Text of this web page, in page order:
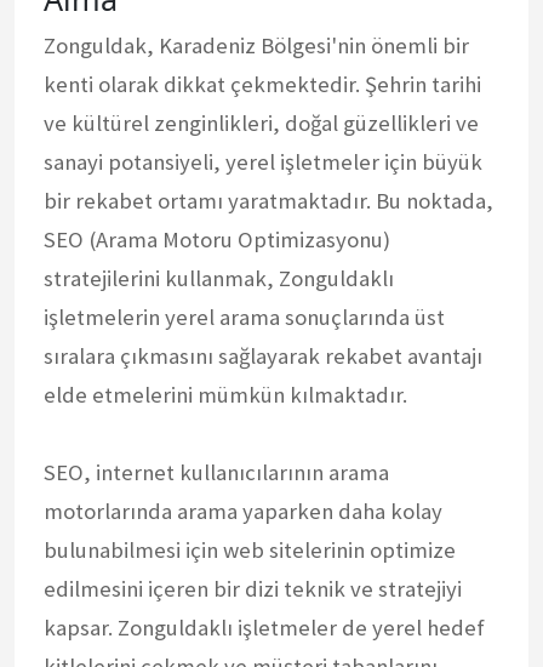
Zonguldak, Karadeniz Bölgesi'nin önemli bir
kenti olarak dikkat çekmektedir. Şehrin tarihi
ve kültürel zenginlikleri, doğal güzellikleri ve
sanayi potansiyeli, yerel işletmeler için büyük
bir rekabet ortamı yaratmaktadır. Bu noktada,
SEO (Arama Motoru Optimizasyonu)
stratejilerini kullanmak, Zonguldaklı
işletmelerin yerel arama sonuçlarında üst
sıralara çıkmasını sağlayarak rekabet avantajı
elde etmelerini mümkün kılmaktadır.
SEO, internet kullanıcılarının arama
motorlarında arama yaparken daha kolay
bulunabilmesi için web sitelerinin optimize
edilmesini içeren bir dizi teknik ve stratejiyi
kapsar. Zonguldaklı işletmeler de yerel hedef